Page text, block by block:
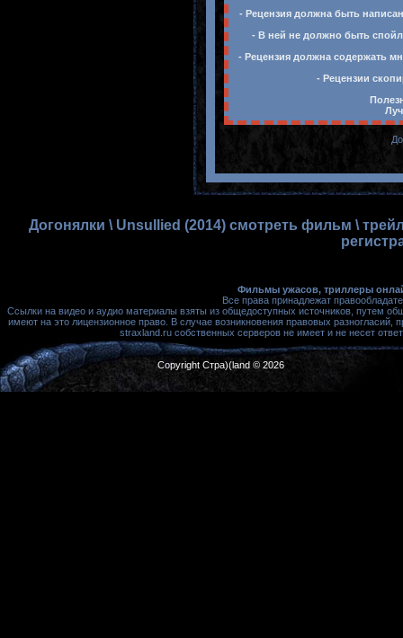
- Рецензия должна быть
- В ней не должно быть
- Рецензия должна содержать
- Рецензии
Догонялки \ Unsullied (2014) смотреть фильм \
Фильмы ужасов, триллеры
Все права принадлежат
Ссылки на видео и аудио материалы взяты из общедоступных источников, путем
имеют на это лицензионное право. В случае возникновения правовых
straxland.ru собственных серверов не имеет и не несет
Copyright Стра)(land © 2026